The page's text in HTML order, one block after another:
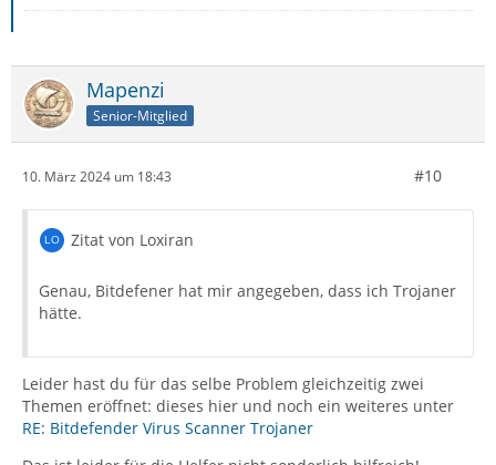
Mapenzi
Senior-Mitglied
10. März 2024 um 18:43 #10
Zitat von Loxiran
Genau, Bitdefener hat mir angegeben, dass ich Trojaner
hätte.
Leider hast du für das selbe Problem gleichzeitig zwei
Themen eröffnet: dieses hier und noch ein weiteres unter
RE: Bitdefender Virus Scanner Trojaner